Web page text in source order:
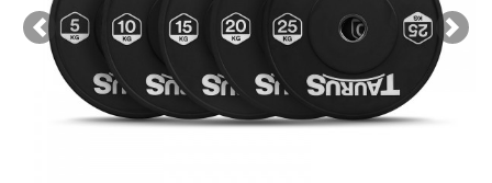
Previous Next